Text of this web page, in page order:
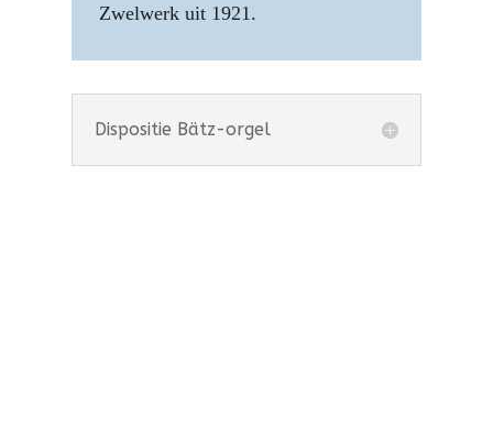
Zwelwerk uit 1921.
Dispositie Bätz-orgel